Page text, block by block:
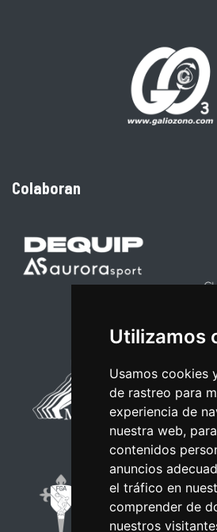
Utilizamos
Usamos cookies
de rastreo para
experiencia de
nuestra web,
contenidos
anuncios
el tráfico en
comprender de
nuestros
Colaboran